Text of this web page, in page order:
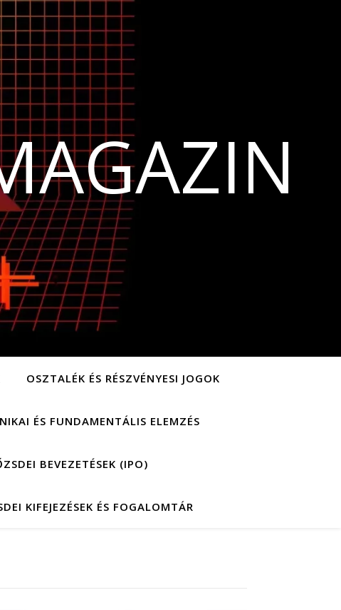
OSZTALÉK ÉS RÉSZVÉNYESI JOGOK
ÉS FUNDAMENTÁLIS ELEMZÉS
BEVEZETÉSEK (IPO)
KIFEJEZÉSEK ÉS FOGALOMTÁR